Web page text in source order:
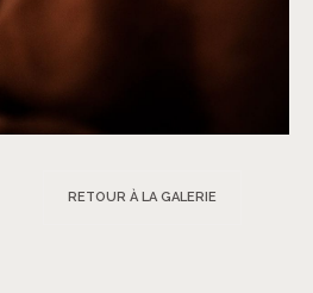
RETOUR À LA GALERIE